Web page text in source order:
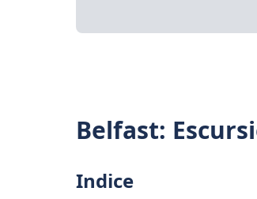
Belfast:
Indice